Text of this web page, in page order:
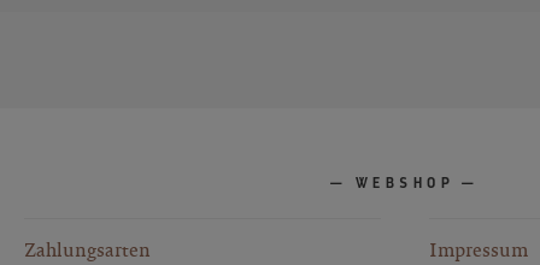
WEBSHOP
Zahlungsarten Impressum